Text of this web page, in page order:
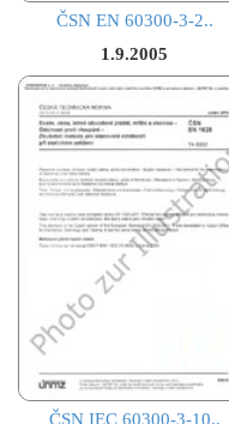
ČSN EN 60300-3-2..
1.9.2005
ČSN IEC 60300-3-10..